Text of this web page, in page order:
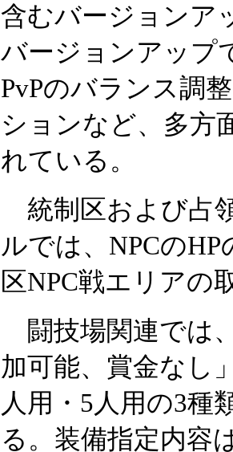
含むバージョンア
バージョンアップ
PvPのバランス調
ションなど、多方
れている。
統制区および占
ルでは、NPCの
区NPC戦エリアの
闘技場関連では
加可能、賞金なし
人用・5人用の3種
る。装備指定内容